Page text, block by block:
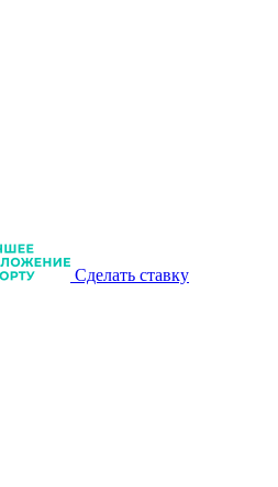
Сделать ставку